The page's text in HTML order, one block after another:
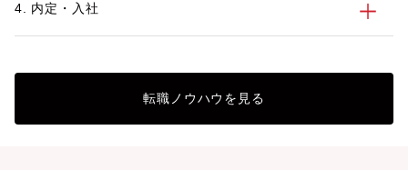
4. 内定・入社
転職ノウハウを見る